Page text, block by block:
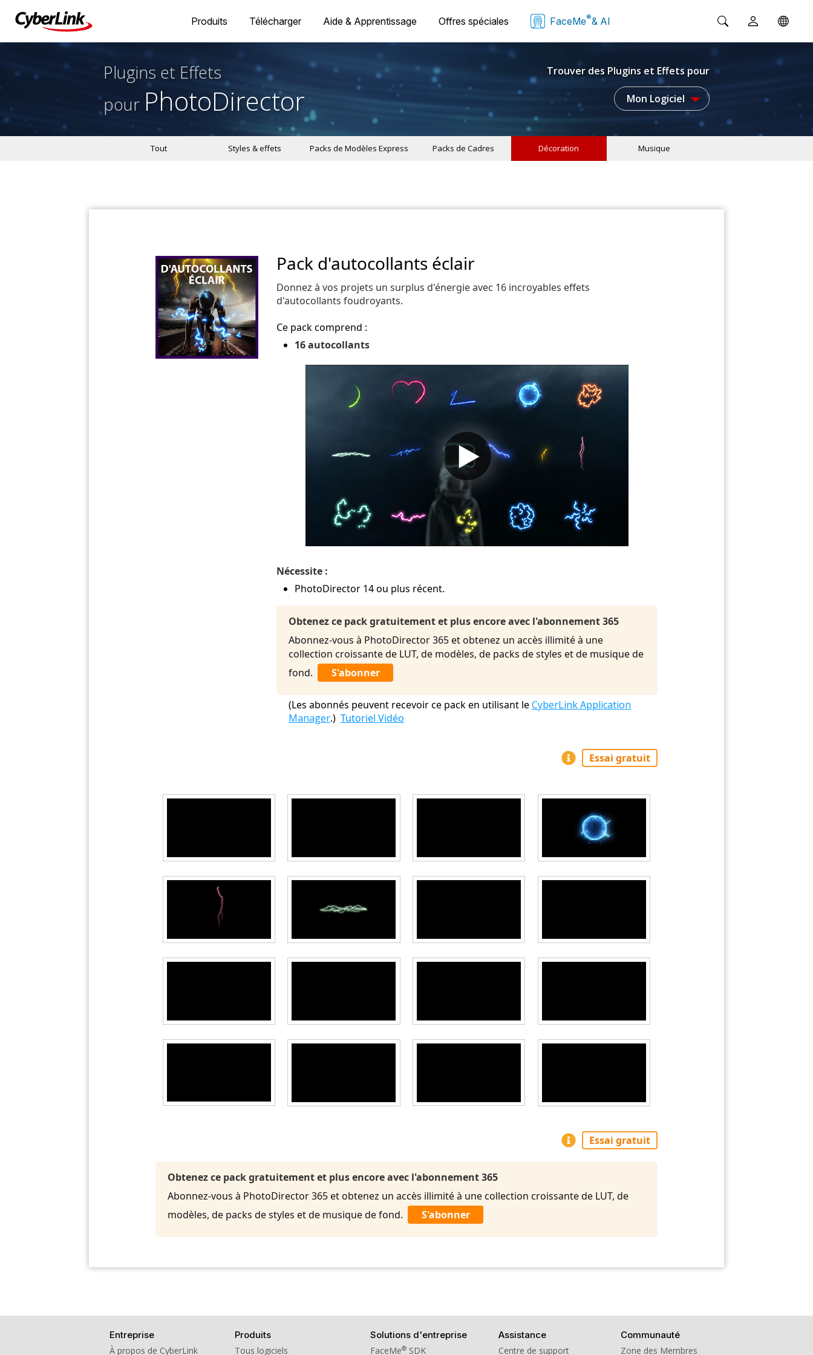
Produits Télécharger Aide & Apprentissage Offres spéciales FaceMe®& AI
Plugins et Effets
pour PhotoDirector
Trouver des Plugins et Effets pour
Mon Logiciel
Tout Styles & effets Packs de Modèles Express Packs de Cadres Décoration Musique
Pack d'autocollants éclair
Donnez à vos projets un surplus d'énergie avec 16 incroyables effets
d'autocollants foudroyants.
Ce pack comprend :
16 autocollants
Nécessite :
PhotoDirector 14 ou plus récent.
Obtenez ce pack gratuitement et plus encore avec l'abonnement 365
Abonnez-vous à PhotoDirector 365 et obtenez un accès illimité à une
collection croissante de LUT, de modèles, de packs de styles et de musique de
fond.
S'abonner
(Les abonnés peuvent recevoir ce pack en utilisant leCyberLink Application
Manager.) Tutoriel Vidéo
Essai gratuit
Essai gratuit
Obtenez ce pack gratuitement et plus encore avec l'abonnement 365
Abonnez-vous à PhotoDirector 365 et obtenez un accès illimité à une collection croissante de LUT, de
modèles, de packs de styles et de musique de fond.
S'abonner
Entreprise
À propos de CyberLink
Produits
Tous logiciels
Solutions d'entreprise
FaceMe®SDK
Assistance
Centre de support
Communauté
Zone des Membres